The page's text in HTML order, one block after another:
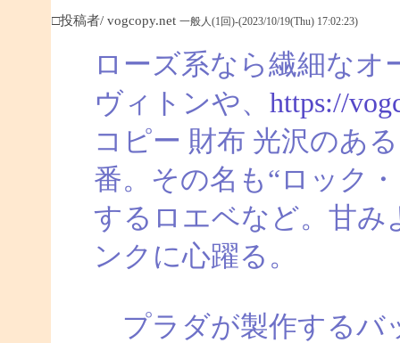
□投稿者/ vogcopy.net 一般人(1回)-(2023/10/19(Thu) 17:02:23)
ローズ系なら繊細な
ヴィトンや、 https://
コピー 財布 光沢のあ
番。その名も“ロック
するロエベなど。甘み
ンクに心躍る。
プラダが製作するバ